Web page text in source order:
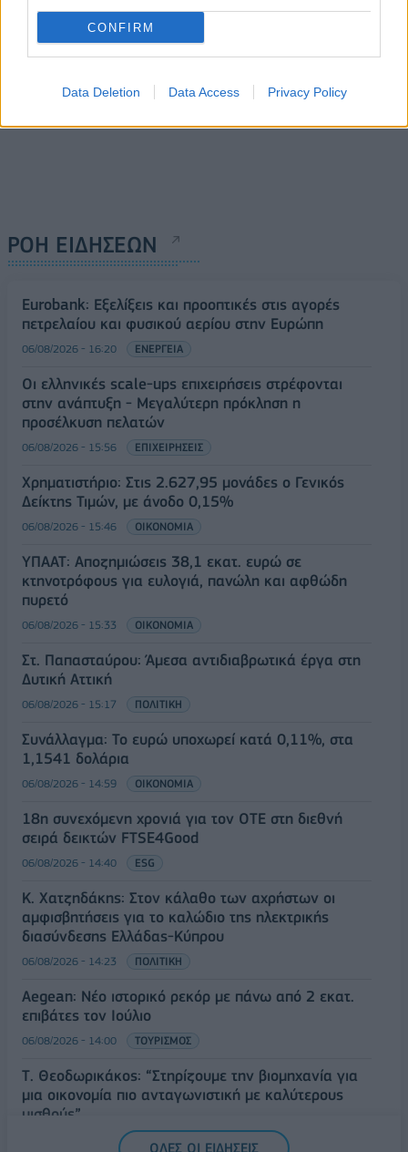
CONFIRM
Data Deletion Data Access Privacy Policy
ΡΟΗ ΕΙΔΗΣΕΩΝ
Eurobank: Εξελίξεις και προοπτικές στις αγορές
πετρελαίου και φυσικού αερίου στην Ευρώπη
06/08/2026 - 16:20 ΕΝΕΡΓΕΙΑ
Οι ελληνικές scale-ups επιχειρήσεις στρέφονται
στην ανάπτυξη - Μεγαλύτερη πρόκληση η
προσέλκυση πελατών
06/08/2026 - 15:56 ΕΠΙΧΕΙΡΗΣΕΙΣ
Χρηματιστήριο: Στις 2.627,95 μονάδες ο Γενικός
Δείκτης Τιμών, με άνοδο 0,15%
06/08/2026 - 15:46 ΟΙΚΟΝΟΜΙΑ
ΥΠΑΑΤ: Αποζημιώσεις 38,1 εκατ. ευρώ σε
κτηνοτρόφους για ευλογιά, πανώλη και αφθώδη
πυρετό
06/08/2026 - 15:33 ΟΙΚΟΝΟΜΙΑ
Στ. Παπασταύρου: Άμεσα αντιδιαβρωτικά έργα στη
Δυτική Αττική
06/08/2026 - 15:17 ΠΟΛΙΤΙΚΗ
Συνάλλαγμα: Το ευρώ υποχωρεί κατά 0,11%, στα
1,1541 δολάρια
06/08/2026 - 14:59 ΟΙΚΟΝΟΜΙΑ
18η συνεχόμενη χρονιά για τον ΟΤΕ στη διεθνή
σειρά δεικτών FTSE4Good
06/08/2026 - 14:40 ESG
Κ. Χατζηδάκης: Στον κάλαθο των αχρήστων οι
αμφισβητήσεις για το καλώδιο της ηλεκτρικής
διασύνδεσης Ελλάδας-Κύπρου
06/08/2026 - 14:23 ΠΟΛΙΤΙΚΗ
Aegean: Νέο ιστορικό ρεκόρ με πάνω από 2 εκατ.
επιβάτες τον Ιούλιο
06/08/2026 - 14:00 ΤΟΥΡΙΣΜΟΣ
Τ. Θεοδωρικάκος: “Στηρίζουμε την βιομηχανία για
μια οικονομία πιο ανταγωνιστική με καλύτερους
μισθούς”
ΟΛΕΣ ΟΙ ΕΙΔΗΣΕΙΣ